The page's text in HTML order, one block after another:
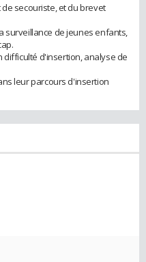
de secouriste, et du brevet
surveillance de jeunes enfants,
d'insertion, analyse de
leur parcours d'insertion